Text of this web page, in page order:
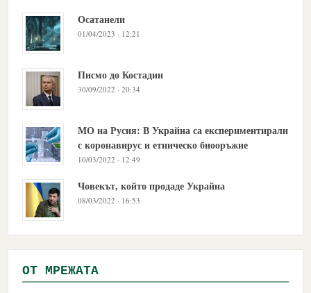
Осатанели
01/04/2023 · 12:21
Писмо до Костадин
30/09/2022 · 20:34
МО на Русия: В Украйна са експериментирали
с коронавирус и етническо биооръжие
10/03/2022 · 12:49
Човекът, който продаде Украйна
08/03/2022 · 16:53
OТ МРЕЖАТА